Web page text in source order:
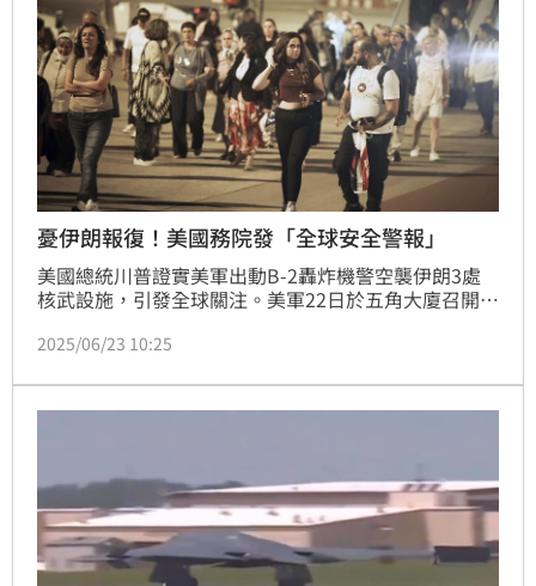
憂伊朗報復！美國務院發「全球安全警報」
美國總統川普證實美軍出動B-2轟炸機警空襲伊朗3處
核武設施，引發全球關注。美軍22日於五角大廈召開記
架B-2轟炸機主導，共動用超過125架軍機，且也首次
Penetrator），整個過程伊朗毫無所覺，而伊朗也放話
反擊，揚言「美國公民、軍事人員都是攻擊目標」。美
2025/06/23 10:25